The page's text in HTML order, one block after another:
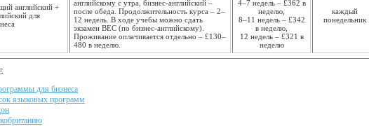
английс­кий +
для
английскому с утра, бизнес-английский –
после обеда. Продолжи­тельность курса – 2–
12 недель. В ходе учебы можно сдать
экзамен BEC (по бизнес-английскому).
Проживание оплачивается отдельно – £130–
480 в неделю.
4–7 недель – £362 в
неделю,
8–11 недель – £342
в неделю,
12 недель – £321 в
неделю
каждый
понедель­ник
для бизнеса
языковых программ